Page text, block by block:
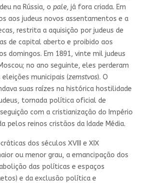
na Rússia, o pale, já fora criada. Em
aos judeus novos assentamentos e a
restrita a aquisição por judeus de
de capital aberto e proibido aos
domingos. Em 1891, vinte mil judeus
no ano seguinte, eles perderam
municipais (zemstvos). O
suas raízes na histórica hostilidade
tornada política oficial de
com a cristianização do Império
pelos reinos cristãos da Idade Média.
dos séculos XVIII e XIX
ou menor grau, a emancipação dos
das políticas e espaços
e da exclusão política e